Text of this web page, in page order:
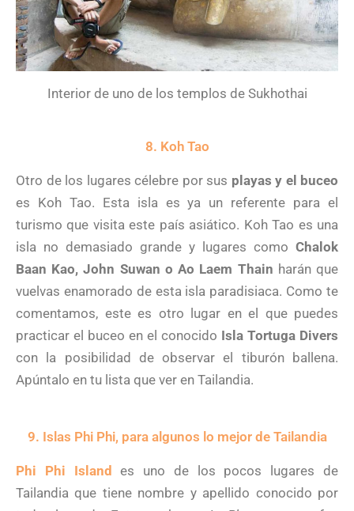
Interior de uno de los templos de Sukhothai
8. Koh Tao
Otro de los lugares célebre por sus playas y el buceo
es Koh Tao. Esta isla es ya un referente para el
turismo que visita este país asiático. Koh Tao es una
isla no demasiado grande y lugares como Chalok
Baan Kao, John Suwan o Ao Laem Thain harán que
vuelvas enamorado de esta isla paradisiaca. Como te
comentamos, este es otro lugar en el que puedes
practicar el buceo en el conocido Isla Tortuga Divers
con la posibilidad de observar el tiburón ballena.
Apúntalo en tu lista que ver en Tailandia.
9. Islas Phi Phi, para algunos lo mejor de Tailandia
Phi Phi Island
es uno de los pocos lugares de
Tailandia que tiene nombre y apellido conocido por